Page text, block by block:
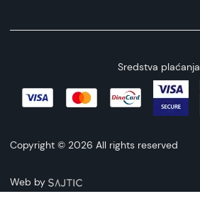
Copyright © 2026 All rights reserved
Web by
Sredstva plaćanja